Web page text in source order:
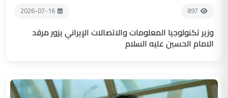
897
2026-07-16
وزير تكنولوجيا المعلومات والاتصالات الإيراني يزور مرقد
الامام الحسين عليه السلام